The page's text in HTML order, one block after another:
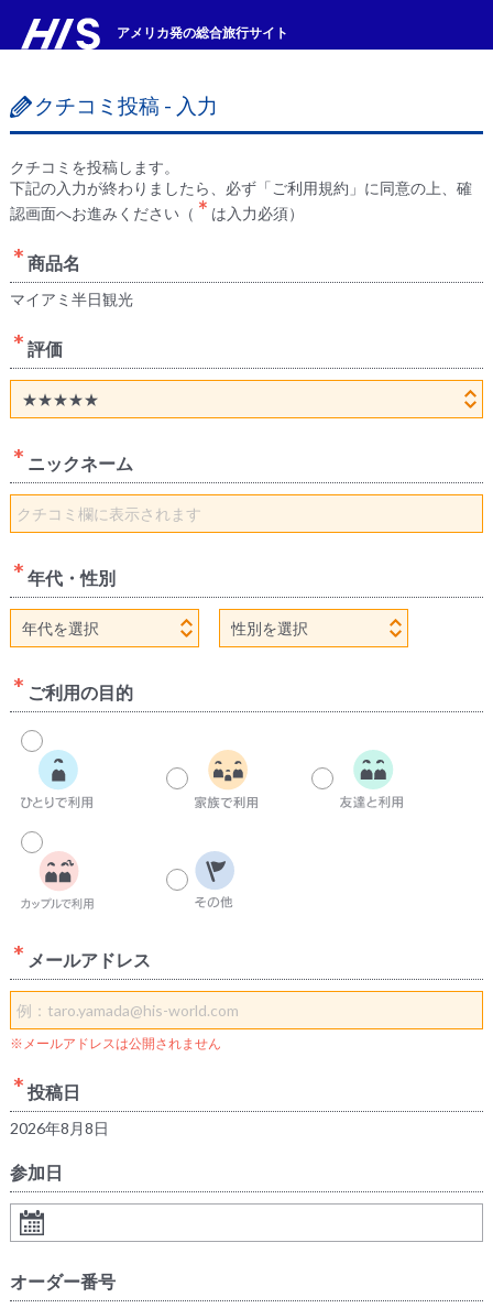
アメリカ発の総合旅行サイト
クチコミ投稿 - 入力
クチコミを投稿します。
下記の入力が終わりましたら、必ず「ご利用規約」に同意の上、確
認画面へお進みください（
は入力必須）
商品名
マイアミ半日観光
評価
ニックネーム
年代・性別
ご利用の目的
メールアドレス
※メールアドレスは公開されません
投稿日
2026年8月8日
参加日
オーダー番号